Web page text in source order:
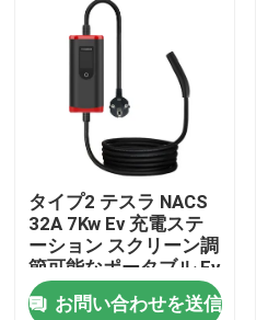
企業情報
会社案内
品質管理
お問い合わせ
見積依頼
タイプ2 テスラ NACS
32A 7Kw Ev 充電ステ
ーション スクリーン調
節可能なポータブル Ev
充電器
お問い合わせを送信